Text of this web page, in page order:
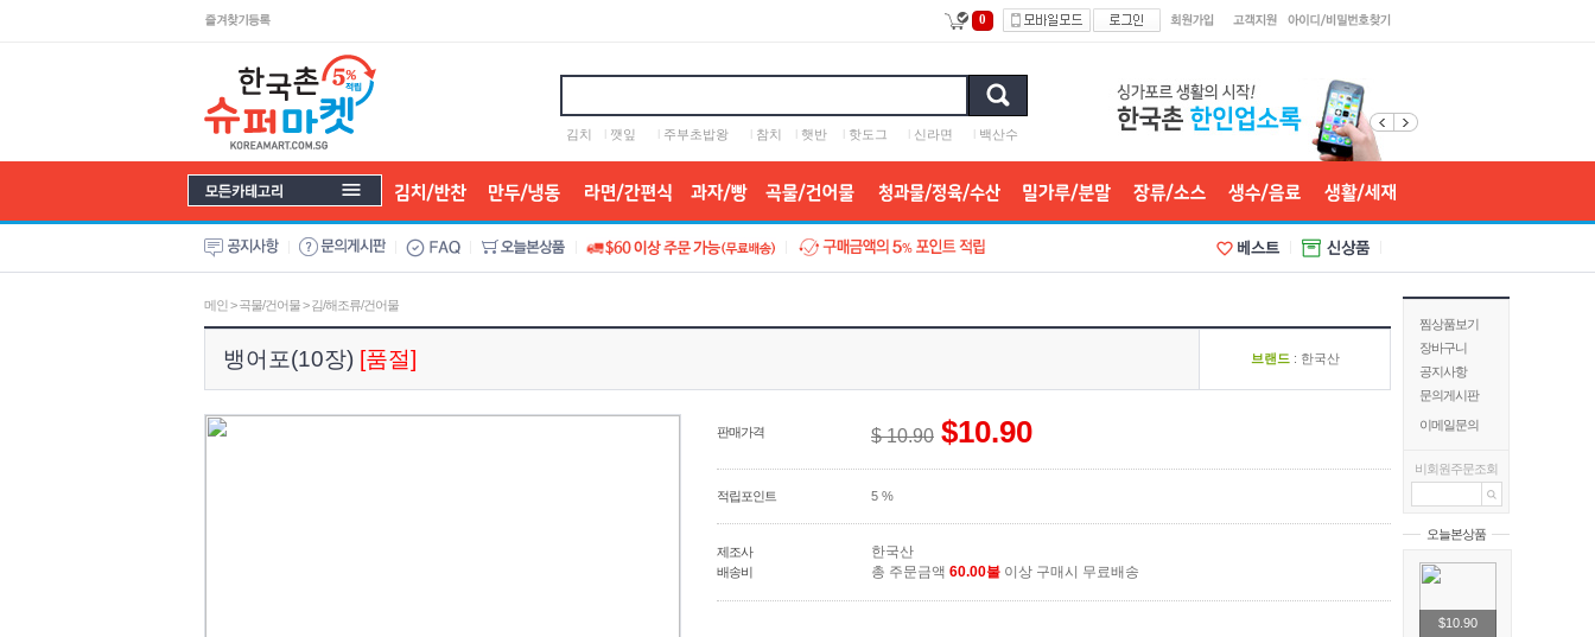
찜상품보기
장바구니
공지사항
문의게시판
이메일문의
비회원주문조회
오늘본상품
$10.90
0
김치 l 깻잎 l 주부초밥왕 l 참치 l 햇반 l 핫도그 l 신라면 l 백산수
메인 >곡물/건어물>김/해조류/건어물
뱅어포(10장) [품절] 브랜드 : 한국산
판매가격 $ 10.90 $10.90
적립포인트 5 %
제조사 한국산
배송비 총 주문금액 60.00불 이상 구매시 무료배송